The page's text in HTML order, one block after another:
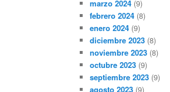
marzo 2024 (9)
febrero 2024 (8)
enero 2024 (9)
diciembre 2023 (8)
noviembre 2023 (8)
octubre 2023 (9)
septiembre 2023 (9)
agosto 2023 (9)